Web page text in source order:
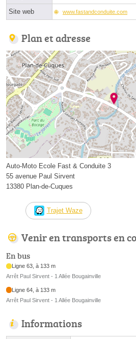
Site web www.fastandconduite.com
Plan et adresse
Auto-Moto Ecole Fast & Conduite 3
55 avenue Paul Sirvent
13380 Plan-de-Cuques
Trajet Waze
Venir en transports en
En bus
Ligne 63, à 133 m
Arrêt Paul Sirvent - 1 Allée Bougainville
Ligne 64, à 133 m
Arrêt Paul Sirvent - 1 Allée Bougainville
Informations